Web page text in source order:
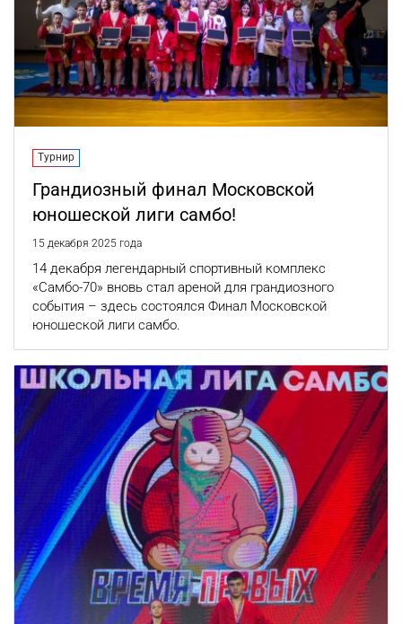
Турнир
Грандиозный финал Московской
юношеской лиги самбо!
15 декабря 2025 года
14 декабря легендарный спортивный комплекс
«Самбо-70» вновь стал ареной для грандиозного
события – здесь состоялся Финал Московской
юношеской лиги самбо.